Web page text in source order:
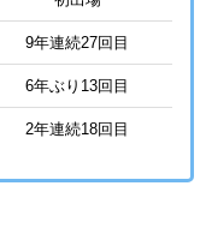
9年連続27回目
6年ぶり13回目
2年連続18回目